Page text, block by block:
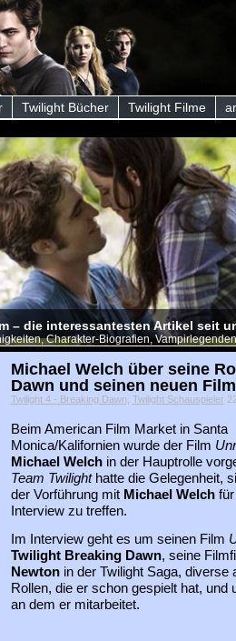
Twilight Bücher Twilight Filme
– die interessantesten Artikel seit
Charakter-Biografien,
Michael Welch über seine
Dawn und seinen neuen Film
Twilight 4 - Breaking Dawn, Twilight Schauspieler
Beim American Film Market in Santa
Monica/Kalifornien wurde der Film
Michael Welchin der Hauptrolle
Team Twilighthatte die Gelegenheit,
der Vorführung mit Michael Welchfür
Interview zu treffen.
Im Interview geht es um seinen Film
Twilight Breaking Dawn, seine
Newtonin der Twilight Saga, diverse
Rollen, die er schon gespielt hat, und
an dem er mitarbeitet.